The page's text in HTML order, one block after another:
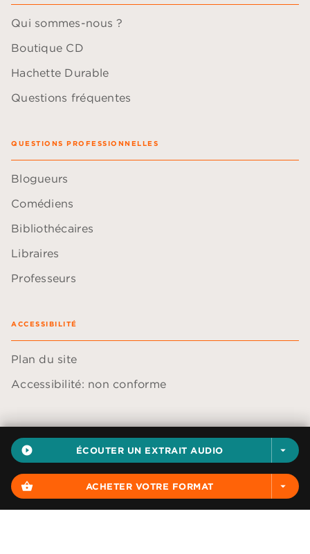
play_circle_filled ÉCOUTER UN EXTRAIT AUDIO arrow_drop_down
shopping_basket ACHETER VOTRE FORMAT arrow_drop_down
Qui sommes-nous ?
Boutique CD
Hachette Durable
Questions fréquentes
QUESTIONS PROFESSIONNELLES
Blogueurs
Comédiens
Bibliothécaires
Libraires
Professeurs
ACCESSIBILITÉ
Plan du site
Accessibilité: non conforme
Données personnelles
Paramétrer vos cookies
Mentions légales
Conditions générales d'utilisation